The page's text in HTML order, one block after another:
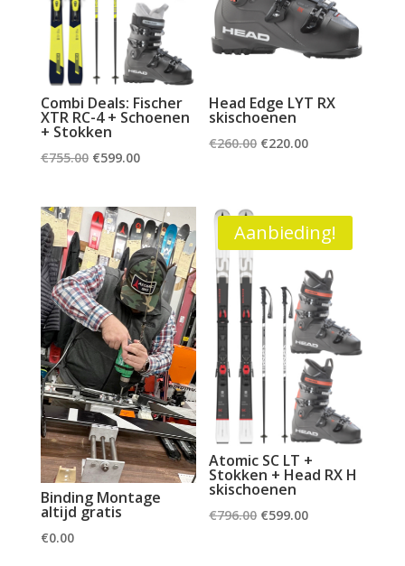
Combi Deals: Fischer
XTR RC-4 + Schoenen
+ Stokken
€755.00 Oorspronkelijke
was:
€755.00.
€599.00Huidige
is:
€599.00.
Head Edge LYT RX
skischoenen
€260.00 Oorspronkelijke
€260.00.
€220.00Huidige
€220.00.
Binding Montage
altijd gratis
€0.00
Aanbieding!
Atomic SC LT +
Stokken + Head RX H
skischoenen
€796.00 Oorspronkelijke
€599.00Huidige